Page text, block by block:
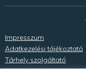
Impresszum
Adatkezelési tájékoztató
Tárhely szolgáltató